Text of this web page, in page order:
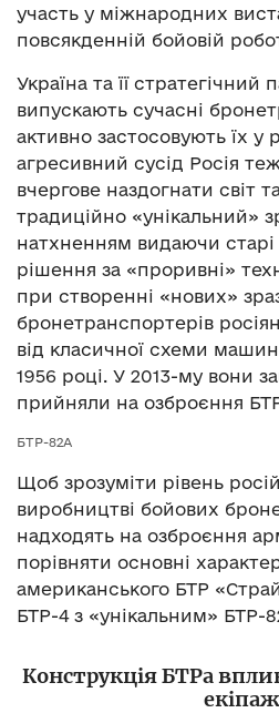
участь у міжнародних
повсякденній бойовій
Україна та її
випускають сучасні
активно застосовують їх
агресивний сусід Росія
вчергове наздогнати світ
традиційно «унікальний»
натхненням видаючи старі
рішення за «проривні»
при створенні «нових»
бронетранспортерів
від класичної схеми
1956 році. У 2013-му вони
прийняли на озброєння
БТР-82А
Щоб зрозуміти рівень
виробництві бойових
надходять на озброєння
порівняти основні
американського БТР
БТР-4 з «унікальним» БТР-
Конструкція БТРа